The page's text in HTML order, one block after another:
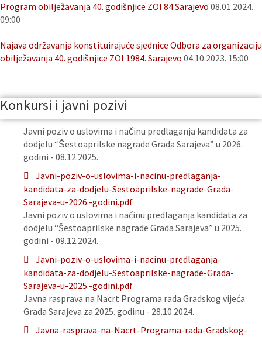
Program obilježavanja 40. godišnjice ZOI 84 Sarajevo 08.01.2024.
09:00
Najava održavanja konstituirajuće sjednice Odbora za organizaciju
obilježavanja 40. godišnjice ZOI 1984. Sarajevo 04.10.2023. 15:00
Konkursi i javni pozivi
Javni poziv o uslovima i načinu predlaganja kandidata za
dodjelu “Šestoaprilske nagrade Grada Sarajeva” u 2026.
godini - 08.12.2025.
Javni-poziv-o-uslovima-i-nacinu-predlaganja-
kandidata-za-dodjelu-Sestoaprilske-nagrade-Grada-
Sarajeva-u-2026.-godini.pdf
Javni poziv o uslovima i načinu predlaganja kandidata za
dodjelu “Šestoaprilske nagrade Grada Sarajeva” u 2025.
godini - 09.12.2024.
Javni-poziv-o-uslovima-i-nacinu-predlaganja-
kandidata-za-dodjelu-Sestoaprilske-nagrade-Grada-
Sarajeva-u-2025.-godini.pdf
Javna rasprava na Nacrt Programa rada Gradskog vijeća
Grada Sarajeva za 2025. godinu - 28.10.2024.
Javna-rasprava-na-Nacrt-Programa-rada-Gradskog-